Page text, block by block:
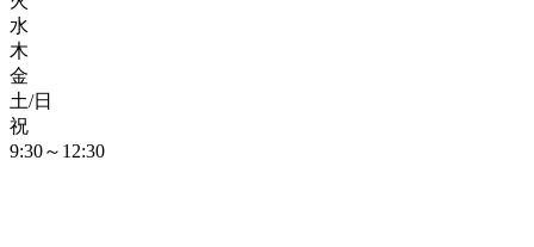
水
木
金
土/日
祝
9:30～12:30